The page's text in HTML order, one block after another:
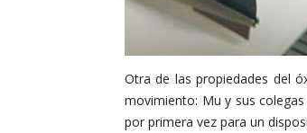
Otra de las propiedades del
movimiento: Mu y sus
por primera vez para un